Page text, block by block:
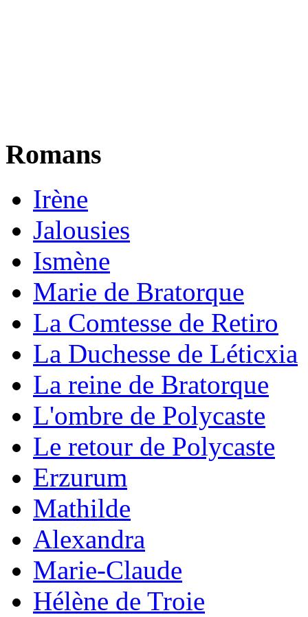
Romans
Irène
Jalousies
Ismène
Marie de Bratorque
La Comtesse de Retiro
La Duchesse de Léticxia
La reine de Bratorque
L'ombre de Polycaste
Le retour de Polycaste
Erzurum
Mathilde
Alexandra
Marie-Claude
Hélène de Troie